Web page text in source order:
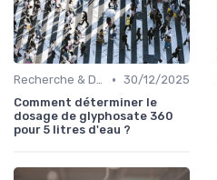
Recherche & Développement • 30/12/2025
Comment déterminer le
dosage de glyphosate 360
pour 5 litres d'eau ?